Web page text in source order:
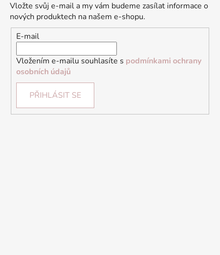
Vložte svůj e-mail a my vám budeme zasílat informace o
nových produktech na našem e-shopu.
E-mail
Vložením e-mailu souhlasíte s podmínkami ochrany
osobních údajů
PŘIHLÁSIT SE